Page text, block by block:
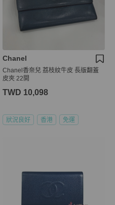
Chanel
Chanel香奈兒 荔枝紋牛皮 長版翻蓋
皮夾 22開
TWD 10,098
狀況良好 香港 免運